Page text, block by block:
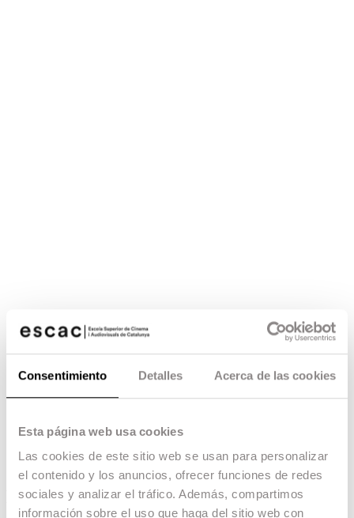
Consentimiento Detalles Acerca de las cookies
Esta página web usa cookies
Las cookies de este sitio web se usan para personalizar
el contenido y los anuncios, ofrecer funciones de redes
sociales y analizar el tráfico. Además, compartimos
información sobre el uso que haga del sitio web con
Elisa y Marcela